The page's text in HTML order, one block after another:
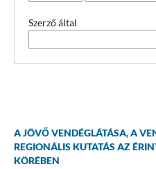
Szerző által
A JÖVŐ VENDÉGLÁTÁSA, A
REGIONÁLIS KUTATÁS AZ
KÖRÉBEN